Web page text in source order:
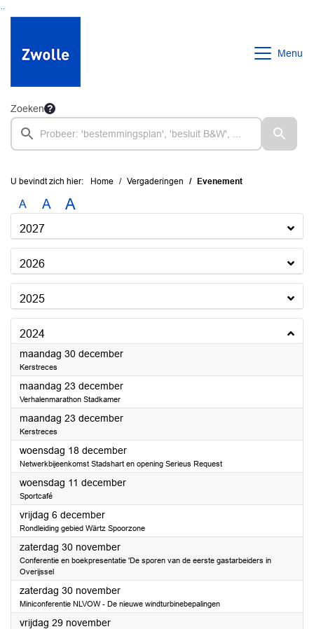
Ga naar de inhoud van deze pagina
Ga naar het zoeken
Ga naar het menu
Menu
Zoeken
U bevindt zich hier: Home Vergaderingen Evenement
A A A
2027
2026
2025
2024
maandag 30 december2024
Kerstreces
maandag 23 december2024
Verhalenmarathon Stadkamer
maandag 23 december2024
Kerstreces
woensdag 18 december2024
Netwerkbijeenkomst Stadshart en opening Serieus Request
woensdag 11 december2024
Sportcafé
vrijdag 6 december2024
Rondleiding gebied Wärtz Spoorzone
zaterdag 30 november2024
Conferentie en boekpresentatie 'De sporen van de eerste gastarbeiders in
Overijssel
zaterdag 30 november2024
Miniconferentie NLVOW - De nieuwe windturbinebepalingen
vrijdag 29 november2024